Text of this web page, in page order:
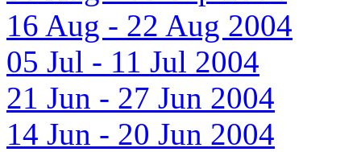
16 Aug - 22 Aug 2004
05 Jul - 11 Jul 2004
21 Jun - 27 Jun 2004
14 Jun - 20 Jun 2004